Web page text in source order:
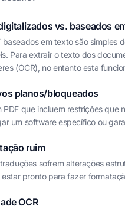
vs. baseados
baseados em texto são simples
Para extrair o texto dos
(OCR), no entanto esta
planos/bloqueados
PDF que incluem restrições que
um software específico ou
ruim
sofrem alterações
pronto para fazer
OCR